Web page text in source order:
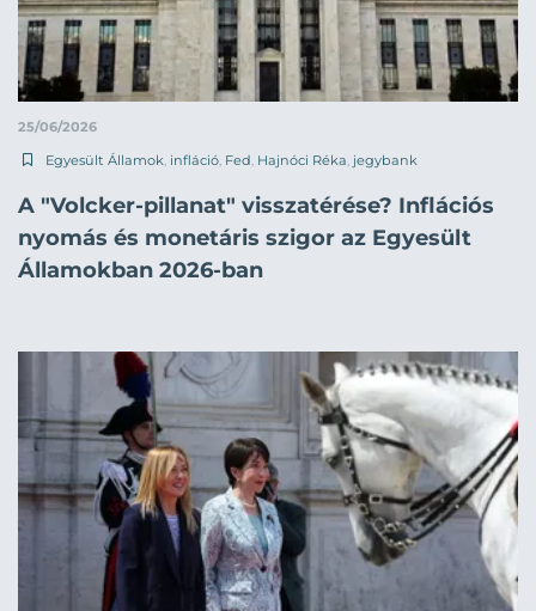
25/06/2026
Egyesült Államok, infláció, Fed, Hajnóci Réka, jegybank
A "Volcker-pillanat" visszatérése? Inflációs
nyomás és monetáris szigor az Egyesült
Államokban 2026-ban